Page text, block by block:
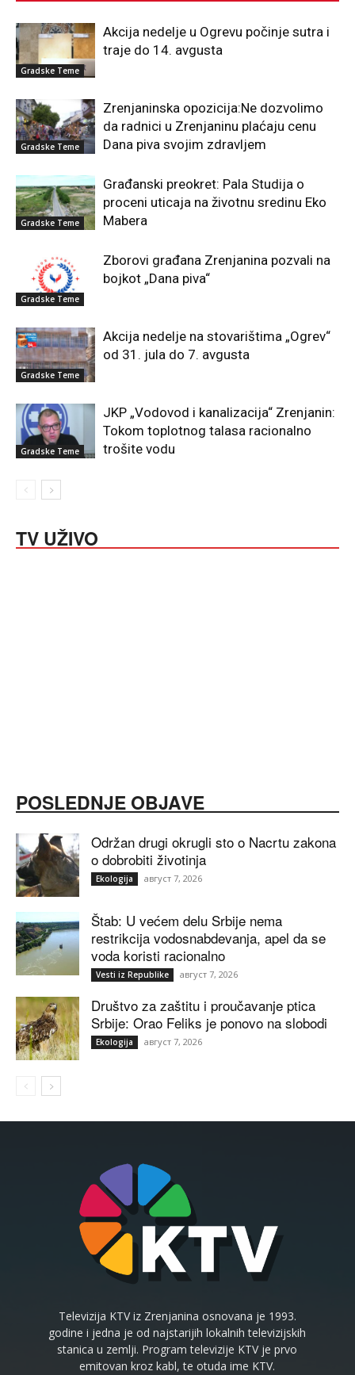
Gradske Teme
Akcija nedelje u Ogrevu počinje sutra i
traje do 14. avgusta
Gradske Teme
Zrenjaninska opozicija:Ne dozvolimo
da radnici u Zrenjaninu plaćaju cenu
Dana piva svojim zdravljem
Gradske Teme
Građanski preokret: Pala Studija o
proceni uticaja na životnu sredinu Eko
Mabera
Gradske Teme
Zborovi građana Zrenjanina pozvali na
bojkot „Dana piva“
Gradske Teme
Akcija nedelje na stovarištima „Ogrev“
od 31. jula do 7. avgusta
Gradske Teme
JKP „Vodovod i kanalizacija“ Zrenjanin:
Tokom toplotnog talasa racionalno
trošite vodu
TV UŽIVO
POSLEDNJE OBJAVE
Održan drugi okrugli sto o Nacrtu zakona
o dobrobiti životinja
Ekologija август 7, 2026
Štab: U većem delu Srbije nema
restrikcija vodosnabdevanja, apel da se
voda koristi racionalno
Vesti iz Republike август 7, 2026
Društvo za zaštitu i proučavanje ptica
Srbije: Orao Feliks je ponovo na slobodi
Ekologija август 7, 2026
Televizija KTV iz Zrenjanina osnovana je 1993.
godine i jedna je od najstarijih lokalnih televizijskih
stanica u zemlji. Program televizije KTV je prvo
emitovan kroz kabl, te otuda ime KTV.